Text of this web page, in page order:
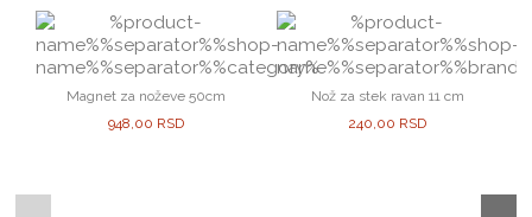
Magnet za noževe 50cm
948,00 RSD
Nož za stek ravan 11 cm
240,00 RSD